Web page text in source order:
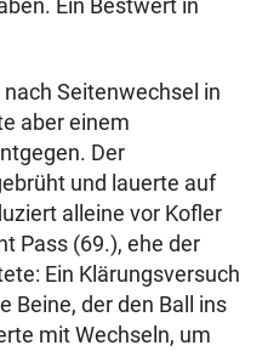
Ein Bestwert in
Seitenwechsel in
aber einem
Der
und lauerte auf
alleine vor Kofler
Pass (69.), ehe der
Ein Klärungsversuch
Beine, der den Ball ins
mit Wechseln, um